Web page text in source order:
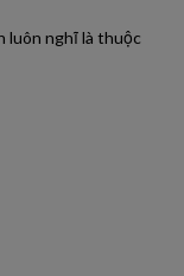
luôn nghĩ là thuộc